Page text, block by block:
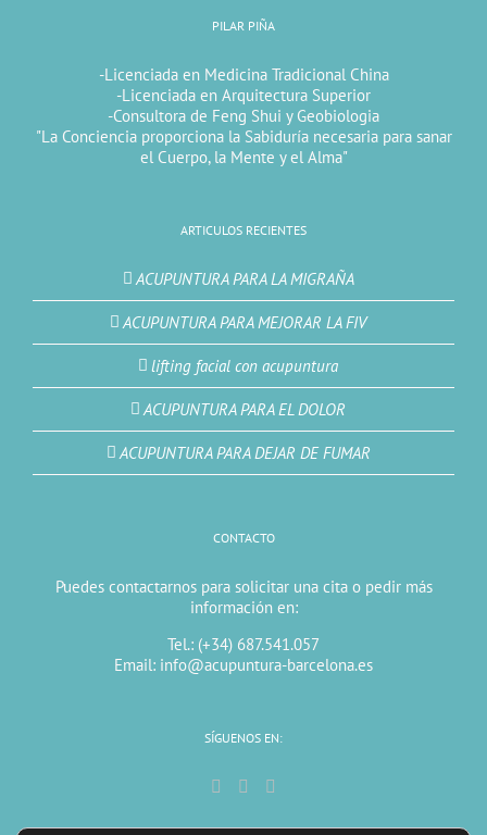
PILAR PIÑA
-Licenciada en Medicina Tradicional China
-Licenciada en Arquitectura Superior
-Consultora de Feng Shui y Geobiologia
"La Conciencia proporciona la Sabiduría necesaria para sanar
el Cuerpo, la Mente y el Alma"
ARTICULOS RECIENTES
ACUPUNTURA PARA LA MIGRAÑA
ACUPUNTURA PARA MEJORAR LA FIV
lifting facial con acupuntura
ACUPUNTURA PARA EL DOLOR
ACUPUNTURA PARA DEJAR DE FUMAR
CONTACTO
Puedes contactarnos para solicitar una cita o pedir más
información en:
Tel.: (+34) 687.541.057
Email: info@acupuntura-barcelona.es
SÍGUENOS EN: